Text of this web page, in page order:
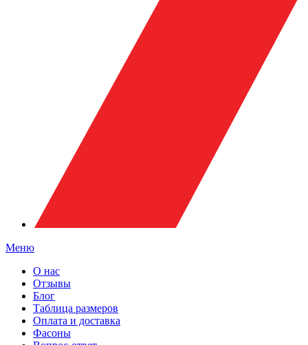
Меню
О нас
Отзывы
Блог
Таблица размеров
Оплата и доставка
Фасоны